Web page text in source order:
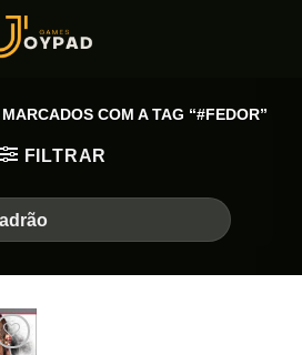
COM A TAG “#FEDOR”
FILTRAR